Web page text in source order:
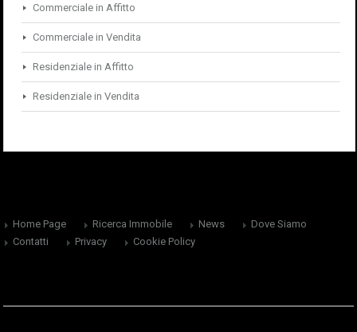
Commerciale in Affitto
Commerciale in Vendita
Residenziale in Affitto
Residenziale in Vendita
Home Page Ricerca Immobile News
Dove Siamo
Contatti
Privacy Cookie Policy